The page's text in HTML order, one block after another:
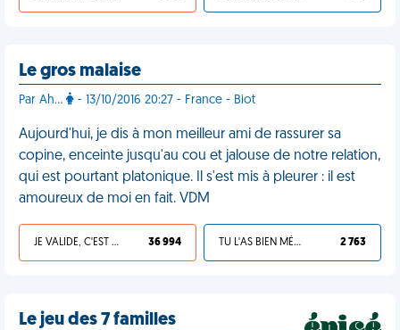
Le gros malaise
Par Ah... - 13/10/2016 20:27 - France - Biot
Aujourd'hui, je dis à mon meilleur ami de rassurer sa
copine, enceinte jusqu'au cou et jalouse de notre relation,
qui est pourtant platonique. Il s'est mis à pleurer : il est
amoureux de moi en fait. VDM
JE VALIDE, C'EST UNE VDM 36 994 TU L'AS BIEN MÉRITÉ 2 763
Le jeu des 7 familles